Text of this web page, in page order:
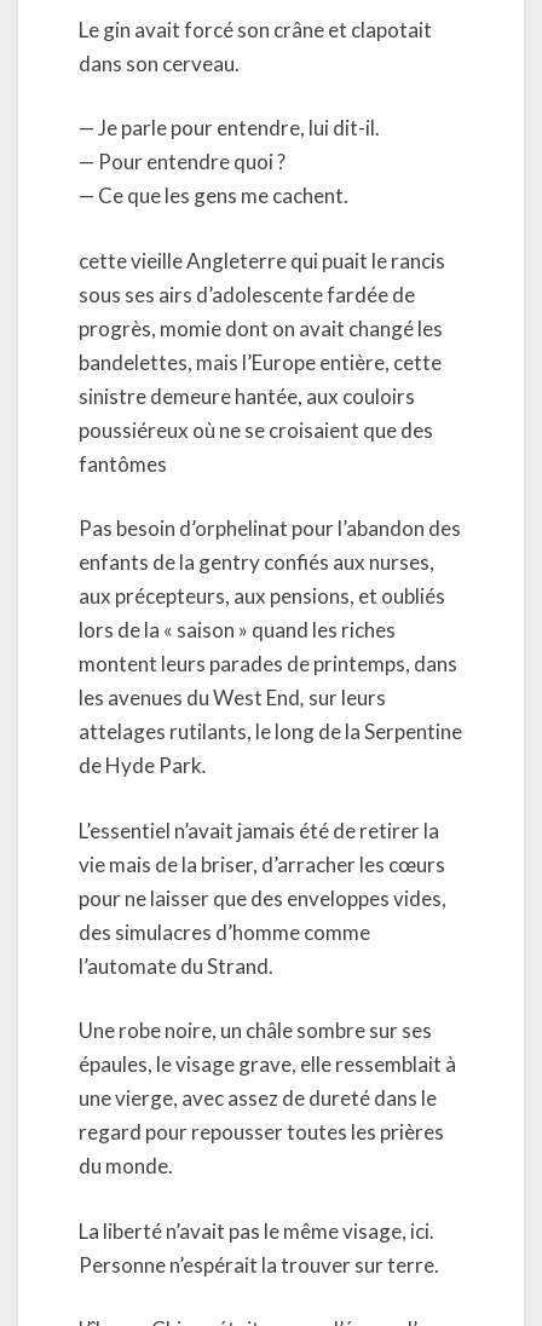
Le gin avait forcé son crâne et clapotait
dans son cerveau.
— Je parle pour entendre, lui dit-il.
— Pour entendre quoi ?
— Ce que les gens me cachent.
cette vieille Angleterre qui puait le rancis
sous ses airs d’adolescente fardée de
progrès, momie dont on avait changé les
bandelettes, mais l’Europe entière, cette
sinistre demeure hantée, aux couloirs
poussiéreux où ne se croisaient que des
fantômes
Pas besoin d’orphelinat pour l’abandon des
enfants de la gentry confiés aux nurses,
aux précepteurs, aux pensions, et oubliés
lors de la « saison » quand les riches
montent leurs parades de printemps, dans
les avenues du West End, sur leurs
attelages rutilants, le long de la Serpentine
de Hyde Park.
L’essentiel n’avait jamais été de retirer la
vie mais de la briser, d’arracher les cœurs
pour ne laisser que des enveloppes vides,
des simulacres d’homme comme
l’automate du Strand.
Une robe noire, un châle sombre sur ses
épaules, le visage grave, elle ressemblait à
une vierge, avec assez de dureté dans le
regard pour repousser toutes les prières
du monde.
La liberté n’avait pas le même visage, ici.
Personne n’espérait la trouver sur terre.